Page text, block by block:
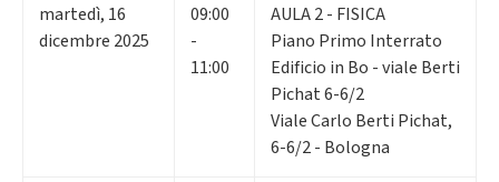
martedì, 16
dicembre 2025
09:00
-
11:00
AULA 2 - FISICA
Piano Primo Interrato
Edificio in Bo - viale Berti
Pichat 6-6/2
Viale Carlo Berti Pichat,
6-6/2 - Bologna